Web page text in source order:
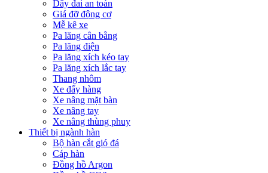
Dây đai an toàn
Giá đỡ động cơ
Mễ kê xe
Pa lăng cân bằng
Pa lăng điện
Pa lăng xích kéo tay
Pa lăng xích lắc tay
Thang nhôm
Xe đẩy hàng
Xe nâng mặt bàn
Xe nâng tay
Xe nâng thùng phuy
Thiết bị ngành hàn
Bộ hàn cắt gió đá
Cáp hàn
Đồng hồ Argon